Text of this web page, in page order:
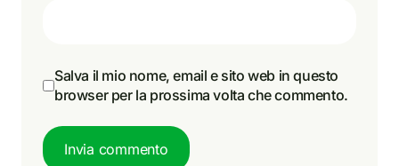
Salva il mio nome, email e sito web in questo
browser per la prossima volta che commento.
Invia commento